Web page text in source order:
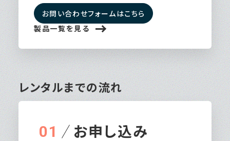
お問い合わせフォームはこちら
製品一覧を見る
レンタルまでの流れ
01 お申し込み